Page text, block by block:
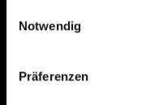
Notwendig
Präferenzen
All rights reserved.